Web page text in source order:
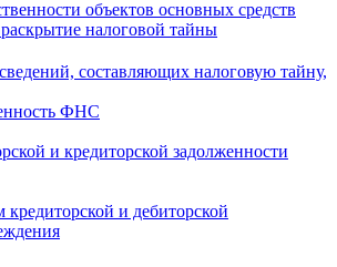
объектов основных средств
налоговой тайны
составляющих налоговую тайну,
ФНС
и кредиторской задолженности
и дебиторской